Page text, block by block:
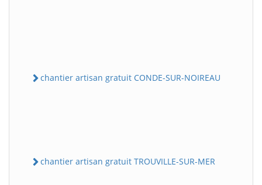
chantier artisan gratuit CONDE-SUR-NOIREAU
chantier artisan gratuit TROUVILLE-SUR-MER